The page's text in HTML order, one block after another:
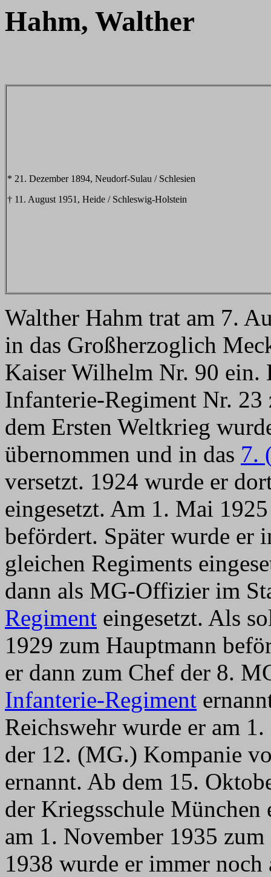
Hahm, Walther
* 21. Dezember 1894, Neudorf-Sulau / Schlesien
† 11. August 1951, Heide / Schleswig-Holstein
Walther Hahm trat am 7.
in das Großherzoglich
Kaiser Wilhelm Nr. 90 ein.
Infanterie-Regiment Nr.
dem Ersten Weltkrieg
übernommen und in das 7.
versetzt. 1924 wurde er
eingesetzt. Am 1. Mai
befördert. Später wurde er
gleichen Regiments
dann als MG-Offizier im
Regiment eingesetzt. Als
1929 zum Hauptmann
er dann zum Chef der 8.
Infanterie-Regiment
Reichswehr wurde er am
der 12. (MG.) Kompanie
ernannt. Ab dem 15.
der Kriegsschule München
am 1. November 1935
1938 wurde er immer